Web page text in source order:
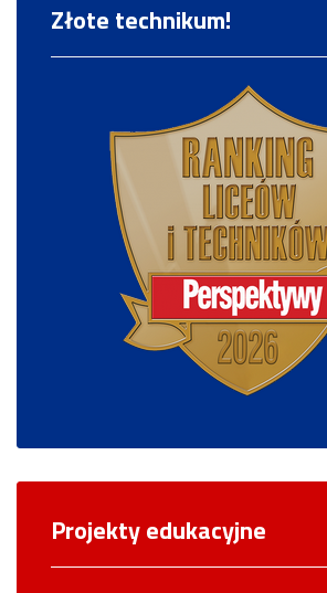
Złote technikum!
Projekty edukacyjne